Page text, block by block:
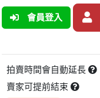
會員登入
拍賣時間會自動延長
賣家可提前結束